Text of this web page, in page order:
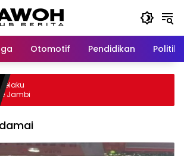
Otomotif Pendidikan Politik